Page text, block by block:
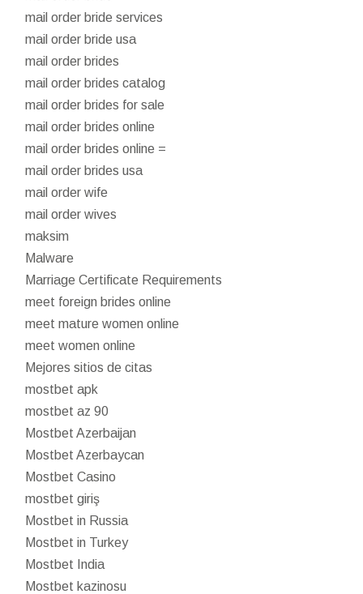
mail order bride services
mail order bride usa
mail order brides
mail order brides catalog
mail order brides for sale
mail order brides online
mail order brides online =
mail order brides usa
mail order wife
mail order wives
maksim
Malware
Marriage Certificate Requirements
meet foreign brides online
meet mature women online
meet women online
Mejores sitios de citas
mostbet apk
mostbet az 90
Mostbet Azerbaijan
Mostbet Azerbaycan
Mostbet Casino
mostbet giriş
Mostbet in Russia
Mostbet in Turkey
Mostbet India
Mostbet kazinosu